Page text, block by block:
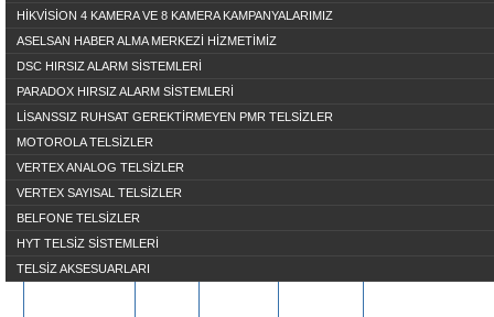
HİKVİSİON 4 KAMERA VE 8 KAMERA KAMPANYALARIMIZ
ASELSAN HABER ALMA MERKEZİ HİZMETİMİZ
DSC HIRSIZ ALARM SİSTEMLERİ
PARADOX HIRSIZ ALARM SİSTEMLERİ
LİSANSSIZ RUHSAT GEREKTİRMEYEN PMR TELSİZLER
MOTOROLA TELSİZLER
VERTEX ANALOG TELSİZLER
VERTEX SAYISAL TELSİZLER
BELFONE TELSİZLER
HYT TELSİZ SİSTEMLERİ
TELSİZ AKSESUARLARI